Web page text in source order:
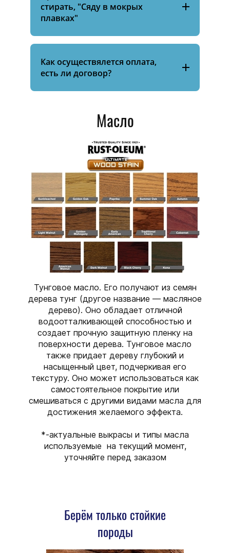
стирать, "Сяду в мокрых
плавках"
Как осуществялется оплата,
есть ли договор?
Масло
Тунговое масло. Его получают из семян
дерева тунг (другое название — масляное
дерево). Оно обладает отличной
водоотталкивающей способностью и
создает прочную защитную пленку на
поверхности дерева. Тунговое масло
также придает дереву глубокий и
насыщенный цвет, подчеркивая его
текстуру. Оно может использоваться как
самостоятельное покрытие или
смешиваться с другими видами масла для
достижения желаемого эффекта.
*-актуальные выкрасы и типы масла
используемые на текущий момент,
уточняйте перед заказом
Берём только стойкие
породы